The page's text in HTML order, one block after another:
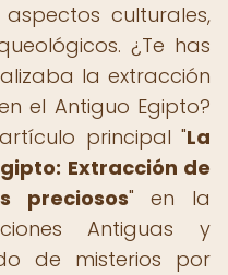
culturales,
¿Te has
la extracción
el Antiguo Egipto?
principal "La
Extracción de
preciosos" en la
Antiguas y
de misterios por